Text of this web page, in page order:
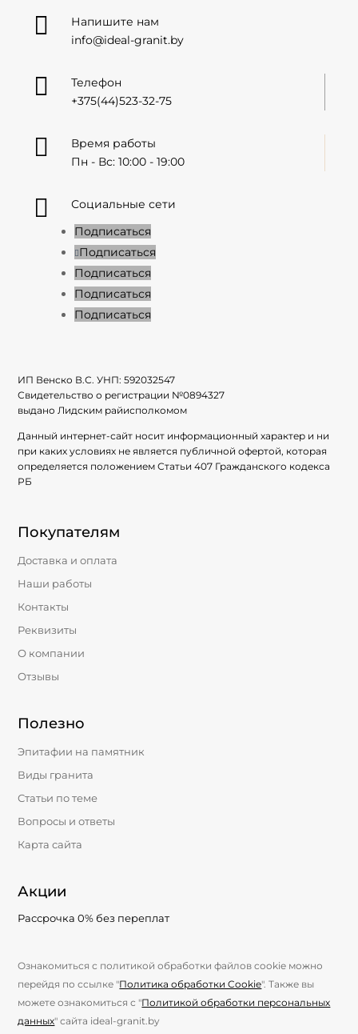

Напишите нам
info@ideal-granit.by

Телефон
+375(44)523-32-75

Время работы
Пн - Вс: 10:00 - 19:00

Социальные сети
Подписаться
Подписаться
Подписаться
Подписаться
Подписаться
ИП Венско В.С. УНП:592032547
Свидетельство о регистрации №0894327
выдано Лидским райисполкомом
Данный интернет-сайт носит информационный характер и ни
при каких условиях не является публичной офертой, которая
определяется положением Статьи 407 Гражданского кодекса
РБ
Покупателям
Доставка и оплата
Наши работы
Контакты
Реквизиты
О компании
Отзывы
Полезно
Эпитафии на памятник
Виды гранита
Статьи по теме
Вопросы и ответы
Карта сайта
Акции
Рассрочка 0% без переплат
Ознакомиться с политикой обработки файлов cookie можно
перейдя по ссылке "Политика обработки Cookie". Также вы
можете ознакомиться с "Политикой обработки персональных
данных" сайта ideal-granit.by